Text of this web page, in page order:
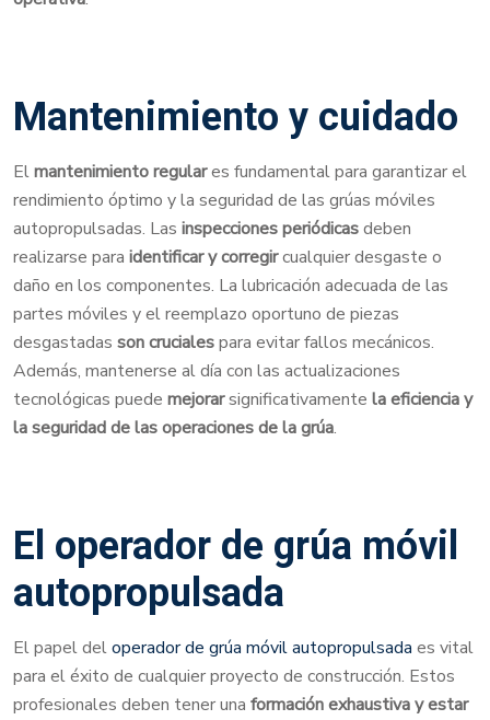
Mantenimiento y cuidado
Elmantenimiento regulares fundamental para garantizar el
rendimiento óptimo y la seguridad de las grúas móviles
autopropulsadas. Las inspecciones periódicasdeben
realizarse para identificar y corregircualquier desgaste o
daño en los componentes. La lubricación adecuada de las
partes móviles y el reemplazo oportuno de piezas
desgastadas son crucialespara evitar fallos mecánicos.
Además, mantenerse al día con las actualizaciones
tecnológicas puede mejorarsignificativamente la eficiencia y
la seguridad de las operaciones de la grúa.
El operador de grúa móvil
autopropulsada
El papel deloperador de grúa móvil autopropulsada es vital
para el éxito de cualquier proyecto de construcción. Estos
profesionales deben tener una formación exhaustiva y estar